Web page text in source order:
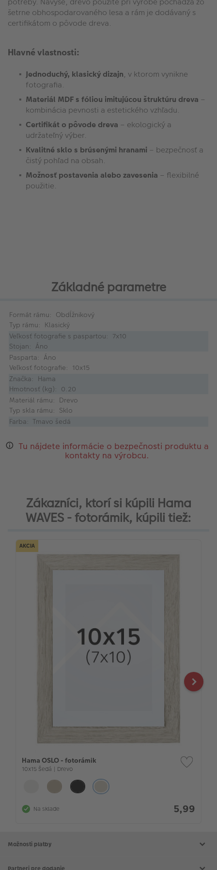
šetrne obhospodarovaného lesa a rám je dodávaný s
certifikátom o pôvode dreva.
Hlavné vlastnosti:
Jednoduchý, klasický dizajn, v ktorom vynikne
fotografia.
Materiál MDF s fóliou imitujúcou štruktúru dreva –
kombinácia pevnosti a estetického vzhľadu.
Certifikát o pôvode dreva – ekologický a
udržateľný výber.
Kvalitné sklo s brúsenými hranami – bezpečnosť a
čistý pohľad na obsah.
Možnosť postavenia alebo zavesenia – flexibilné
použitie.
Základné parametre
Formát rámu: Obdĺžnikový
Typ rámu: Klasický
Veľkosť fotografie s paspartou: 7x10
Stojan: Áno
Pasparta: Áno
Veľkosť fotografie: 10x15
Značka: Hama
Hmotnosť (kg): 0.20
Materiál rámu: Drevo
Typ skla rámu: Sklo
Farba: Tmavo šedá
Tu nájdete informácie o bezpečnosti produktu a
kontakty na výrobcu.
Zákazníci, ktorí si kúpili Hama
WAVES - fotorámik, kúpili tiež:
AKCIA
Hama OSLO - fotorámik
10x15 Šedá | Drevo
Na sklade 5,99
Možnosti platby